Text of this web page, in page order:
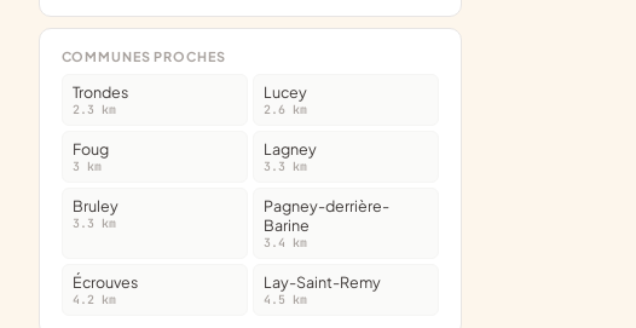
COMMUNES PROCHES
Trondes
2.3 km
Lucey
2.6 km
Foug
3 km
Lagney
3.3 km
Bruley
3.3 km
Pagney-derrière-
Barine
3.4 km
Écrouves
4.2 km
Lay-Saint-Remy
4.5 km